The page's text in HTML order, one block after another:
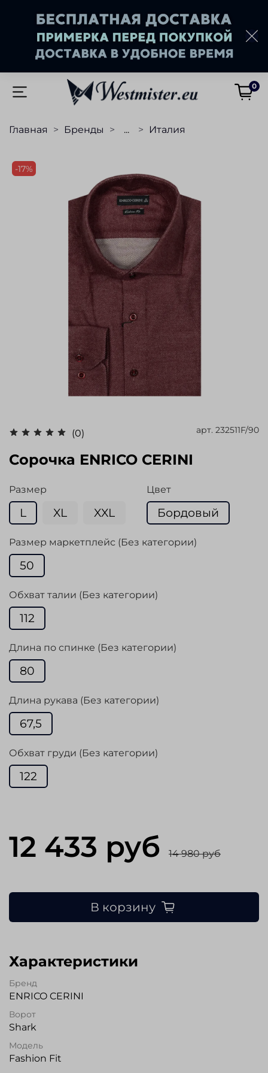
0
Главная Бренды ... Италия
-17%
(0) арт. 232511F/90
Сорочка ENRICO CERINI
Размер
L XL XXL
Цвет
Бордовый
Размер маркетплейс (Без категории)
50
Обхват талии (Без категории)
112
Длина по спинке (Без категории)
80
Длина рукава (Без категории)
67,5
Обхват груди (Без категории)
122
12 433 руб 14 980 руб
В корзину
Характеристики
Бренд
ENRICO CERINI
Ворот
Shark
Модель
Fashion Fit